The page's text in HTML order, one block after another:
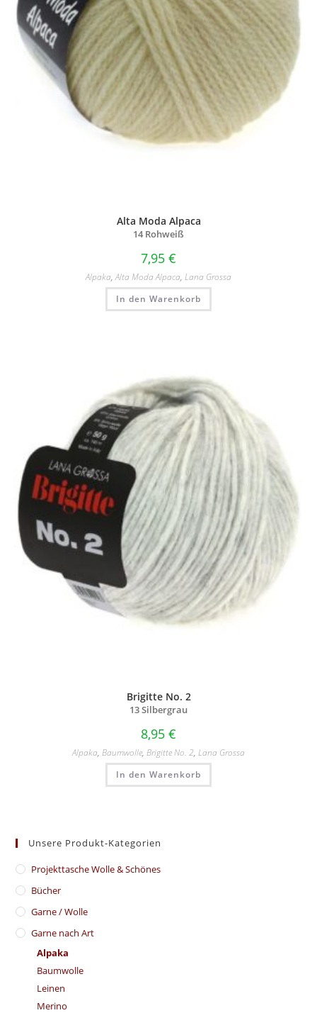
Alta Moda Alpaca
14 Rohweiß
7,95 €
Alpaka,Alta Moda Alpaca, Lana Grossa
In den Warenkorb
Brigitte No. 2
13 Silbergrau
8,95 €
Alpaka, Baumwolle, Brigitte No. 2, Lana Grossa
In den Warenkorb
Unsere Produkt-Kategorien
​Projekttasche Wolle & Schönes
Bücher
Garne / Wolle
Garne nach Art
Alpaka
Baumwolle
Leinen
Merino